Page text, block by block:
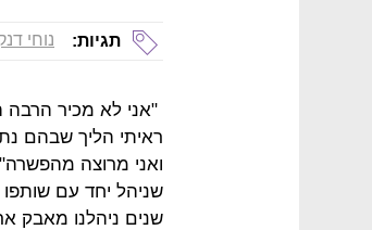
תגיות: נוחי
ואני מרוצה
שניהל יחד עם
שנים ניהלנו מאבק